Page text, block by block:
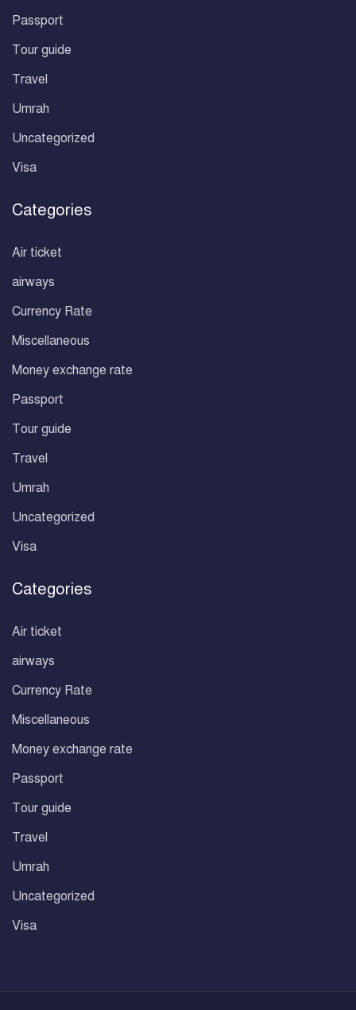
Passport
Tour guide
Travel
Umrah
Uncategorized
Visa
Categories
Air ticket
airways
Currency Rate
Miscellaneous
Money exchange rate
Passport
Tour guide
Travel
Umrah
Uncategorized
Visa
Categories
Air ticket
airways
Currency Rate
Miscellaneous
Money exchange rate
Passport
Tour guide
Travel
Umrah
Uncategorized
Visa